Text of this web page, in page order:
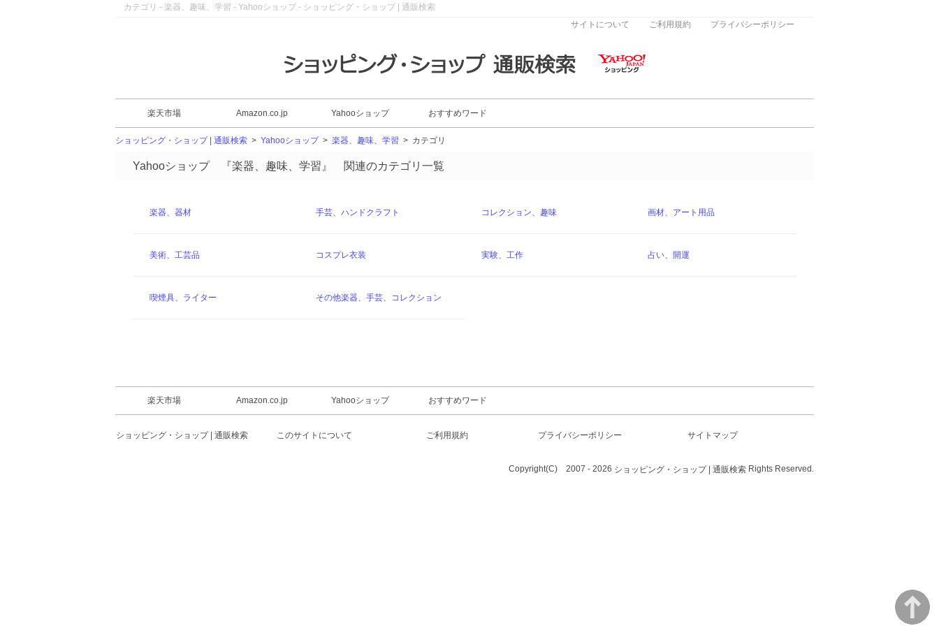
カテゴリ - 楽器、趣味、学習 - Yahooショップ - ショッピング・ショップ | 通販検索
サイトについて
ご利用規約 プライバシーポリシー
楽天市場 Amazon.co.jp Yahooショップ おすすめワード
ショッピング・ショップ | 通販検索 > Yahooショップ > 楽器、趣味、学習 > カテゴリ
Yahooショップ 『楽器、趣味、学習』 関連のカテゴリ一覧
楽器、器材 手芸、ハンドクラフト コレクション、趣味 画材、アート用品
美術、工芸品 コスプレ衣装 実験、工作 占い、開運
喫煙具、ライター その他楽器、手芸、コレクション
楽天市場 Amazon.co.jp Yahooショップ おすすめワード
ショッピング・ショップ | 通販検索 このサイトについて ご利用規約 プライバシーポリシー サイトマップ
Copyright(C) 2007 - 2026 ショッピング・ショップ | 通販検索 Rights Reserved.